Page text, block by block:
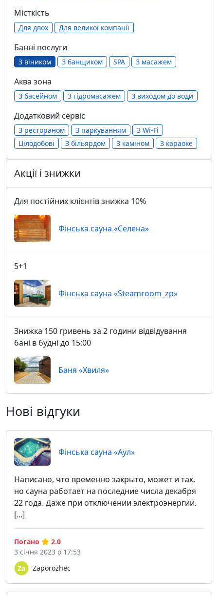
Місткість
Для двох Для великої компанії
Банні послуги
З віником З банщиком SPA З масажем
Аква зона
З басейном З гідромасажем З виходом до води
Додатковий сервіс
З рестораном З паркуванням
З Wi-Fi
Цілодобові
З більярдом З каміном З караоке
Акції і знижки
Для постійних клієнтів знижка 10%
Фінська сауна «Селена»
5+1
Фінська сауна «Steamroom_zp»
Знижка 150 гривень за 2 години відвідування
бані в будні до 15:00
Баня «Хвиля»
Нові відгуки
Фінська сауна «Аул»
Написано, что временно закрыто, может и так,
но сауна работает на последние числа декабря
22 года. Даже при отключении электроэнергии.
[...]
Zaporozhec
Погано
2.0
3 січня 2023 о 17:53